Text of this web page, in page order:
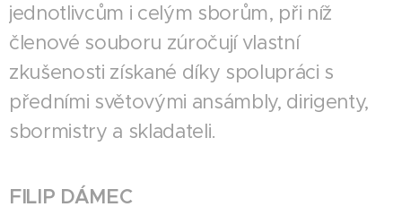
jednotlivcům i celým sborům, při níž
členové souboru zúročují vlastní
zkušenosti získané díky spolupráci s
předními světovými ansámbly, dirigenty,
sbormistry a skladateli.
FILIP DÁMEC